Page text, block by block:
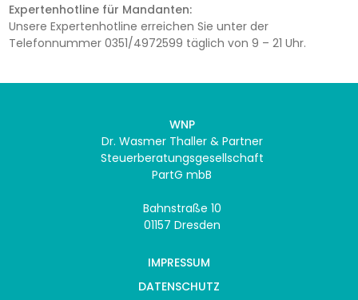
Expertenhotline für Mandanten:
Unsere Expertenhotline erreichen Sie unter der
Telefonnummer 0351/4972599 täglich von 9 – 21 Uhr.
WNP
Dr. Wasmer Thaller & Partner
Steuerberatungsgesellschaft
PartG mbB
Bahnstraße 10
01157 Dresden
IMPRESSUM
DATENSCHUTZ